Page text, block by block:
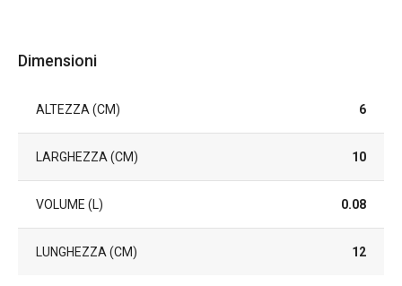
Dimensioni
ALTEZZA (CM) 6
LARGHEZZA (CM) 10
VOLUME (L) 0.08
LUNGHEZZA (CM) 12